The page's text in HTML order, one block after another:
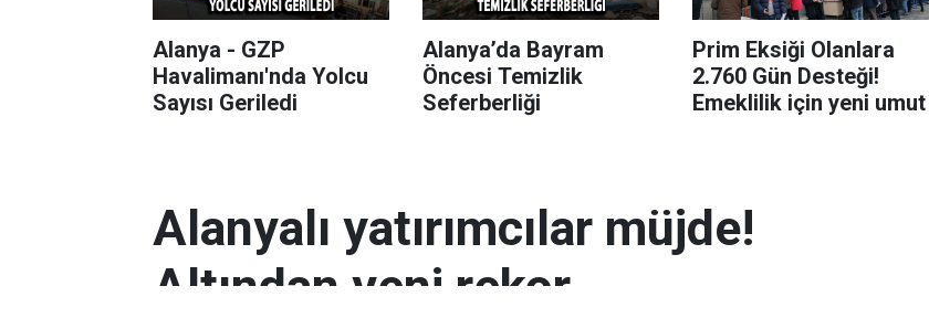
Alanya - GZP
Havalimanı'nda Yolcu
Sayısı Geriledi
Alanya’da Bayram
Öncesi Temizlik
Seferberliği
Prim Eksiği Olanlara
2.760 Gün Desteği!
Emeklilik için yeni umut
Alanyalı yatırımcılar müjde!
Altından yeni rekor